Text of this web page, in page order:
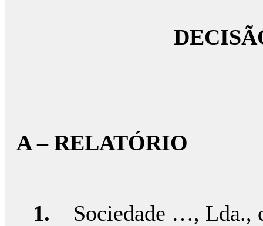
A – RELATÓRIO
1. Sociedade …, Lda.,